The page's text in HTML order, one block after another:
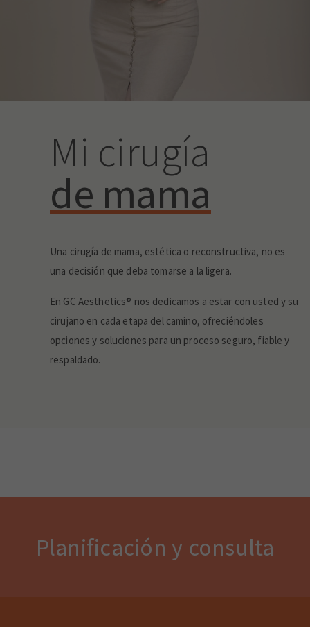
Mi cirugía
de mama
Una cirugía de mama, estética o reconstructiva, no es
una decisión que deba tomarse a la ligera.
En GC Aesthetics® nos dedicamos a estar con usted y su
cirujano en cada etapa del camino, ofreciéndoles
opciones y soluciones para un proceso seguro, fiable y
respaldado.
Planificación y consulta